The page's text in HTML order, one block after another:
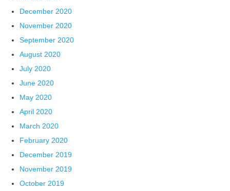
December 2020
November 2020
September 2020
August 2020
July 2020
June 2020
May 2020
April 2020
March 2020
February 2020
December 2019
November 2019
October 2019